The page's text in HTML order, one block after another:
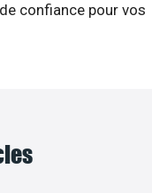
confiance pour vos